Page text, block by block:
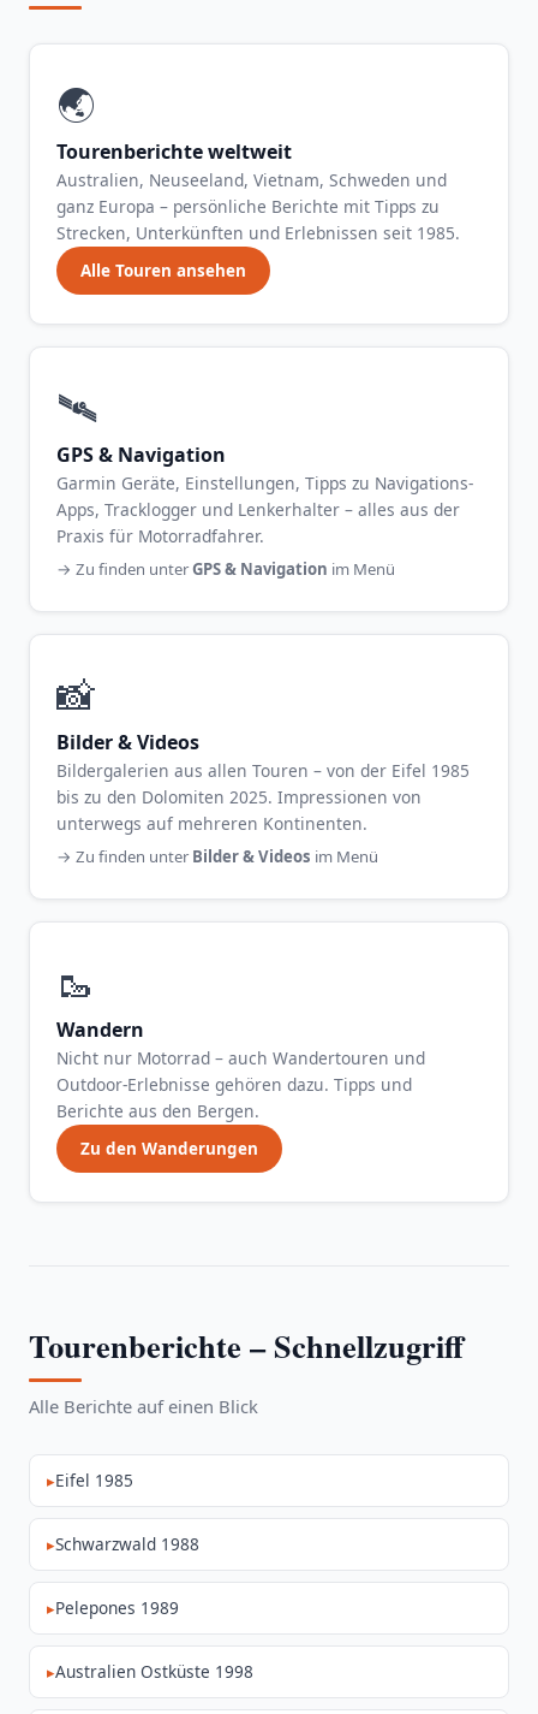
🌏
Tourenberichte weltweit
Australien, Neuseeland, Vietnam, Schweden und
ganz Europa – persönliche Berichte mit Tipps zu
Strecken, Unterkünften und Erlebnissen seit 1985.
Alle Touren ansehen
🛰️
GPS & Navigation
Garmin Geräte, Einstellungen, Tipps zu Navigations-
Apps, Tracklogger und Lenkerhalter – alles aus der
Praxis für Motorradfahrer.
→ Zu finden unterGPS & Navigation im Menü
📸
Bilder & Videos
Bildergalerien aus allen Touren – von der Eifel 1985
bis zu den Dolomiten 2025. Impressionen von
unterwegs auf mehreren Kontinenten.
→ Zu finden unter Bilder & Videos im Menü
🥾
Wandern
Nicht nur Motorrad – auch Wandertouren und
Outdoor-Erlebnisse gehören dazu. Tipps und
Berichte aus den Bergen.
Zu den Wanderungen
Tourenberichte – Schnellzugriff
Alle Berichte auf einen Blick
Eifel 1985
Schwarzwald 1988
Pelepones 1989
Australien Ostküste 1998